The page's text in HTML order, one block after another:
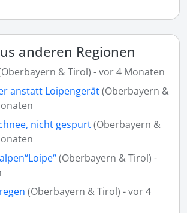
anderen Regionen
& Tirol) - vor 4 Monaten
anstatt Loipengerät(Oberbayern &
nicht gespurt(Oberbayern &
(Oberbayern & Tirol) -
(Oberbayern & Tirol) - vor 4